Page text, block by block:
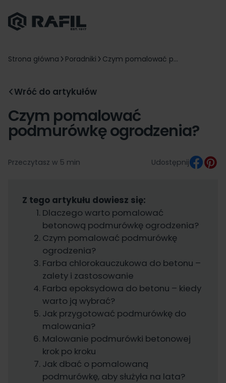
Strona główna Poradniki Czym pomalować p...
Wróć do artykułów
Czym pomalować
podmurówkę ogrodzenia?
Przeczytasz w 5 min Udostępnij
Z tego artykułu dowiesz się:
Dlaczego warto pomalować
betonową podmurówkę ogrodzenia?
Czym pomalować podmurówkę
ogrodzenia?
Farba chlorokauczukowa do betonu –
zalety i zastosowanie
Farba epoksydowa do betonu – kiedy
warto ją wybrać?
Jak przygotować podmurówkę do
malowania?
Malowanie podmurówki betonowej
krok po kroku
Jak dbać o pomalowaną
podmurówkę, aby służyła na lata?